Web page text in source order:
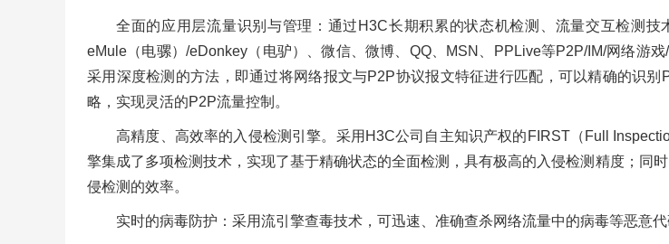
全面的应用层流量识别与管理：通过H3C长期积累的状态机检测、流量交互检测技
eMule（电骡）/eDonkey（电驴）、微信、微博、QQ、MSN、PPLive等P2P/IM/网络游
采用深度检测的方法，即通过将网络报文与P2P协议报文特征进行匹配，可以精确的识
略，实现灵活的P2P流量控制。
高精度、高效率的入侵检测引擎。采用H3C公司自主知识产权的FIRST（Full
擎集成了多项检测技术，实现了基于精确状态的全面检测，具有极高的入侵检测精度；同
侵检测的效率。
实时的病毒防护：采用流引擎查毒技术，可迅速、准确查杀网络流量中的病毒等恶意代